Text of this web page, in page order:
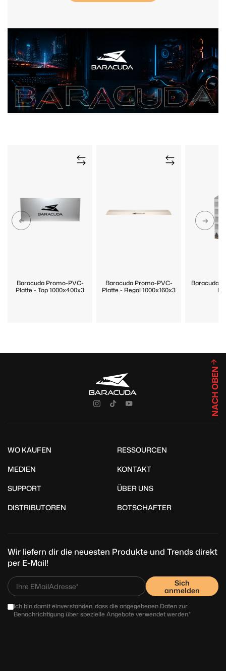
Baracuda Promo-PVC-
Platte - Top 1000x400x3
Baracuda Promo-PVC-
Platte - Regal 1000x160x3
Baracuda
WO KAUFEN
RESSOURCEN
MEDIEN
KONTAKT
SUPPORT
ÜBER UNS
DISTRIBUTOREN
BOTSCHAFTER
Wir liefern dir die neuesten Produkte und Trends direkt
per E-Mail!
Sich
anmelden
Ich bin damit einverstanden, dass die angegebenen Daten zur
Benachrichtigung über spezielle Angebote verwendet werden.*
NACH OBEN